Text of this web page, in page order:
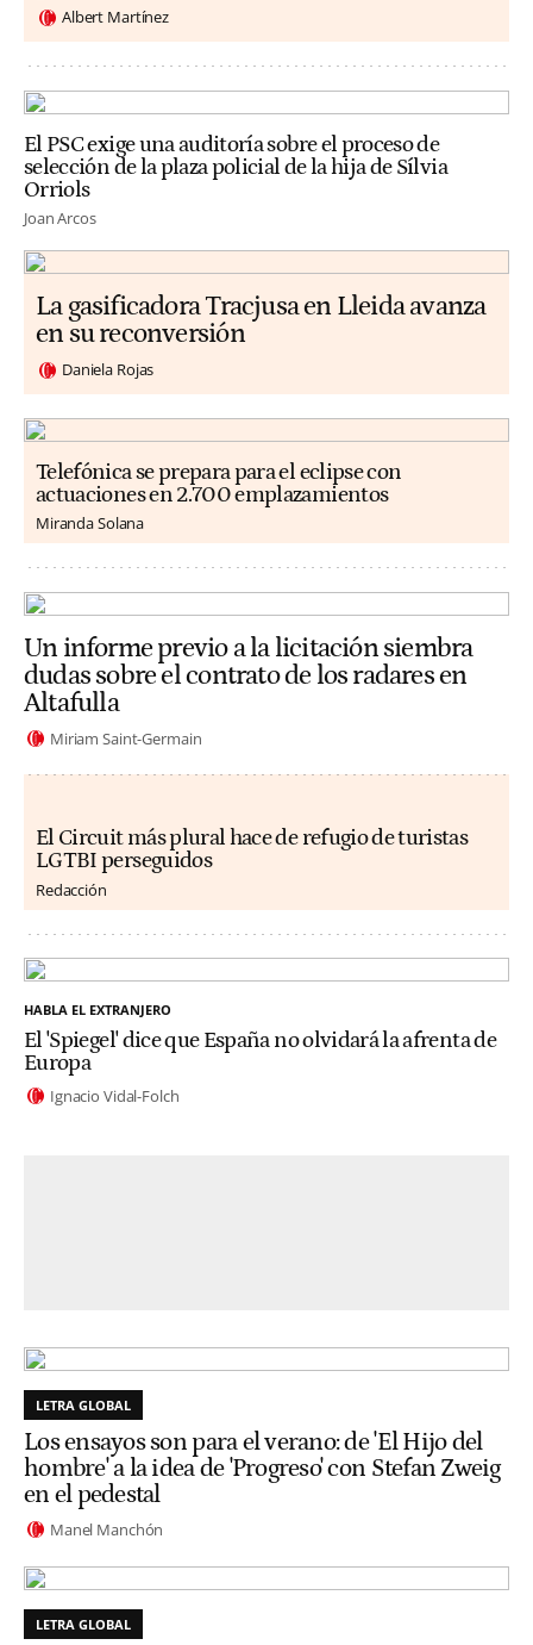
Albert Martínez
El PSC exige una auditoría sobre el proceso de
selección de la plaza policial de la hija de Sílvia
Orriols
Joan Arcos
La gasificadora Tracjusa en Lleida avanza
en su reconversión
Daniela Rojas
Telefónica se prepara para el eclipse con
actuaciones en 2.700 emplazamientos
Miranda Solana
Un informe previo a la licitación siembra
dudas sobre el contrato de los radares en
Altafulla
Miriam Saint-Germain
El Circuit más plural hace de refugio de turistas
LGTBI perseguidos
Redacción
HABLA EL EXTRANJERO
El 'Spiegel' dice que España no olvidará la afrenta de
Europa
Ignacio Vidal-Folch
LETRA GLOBAL
Los ensayos son para el verano: de 'El Hijo del
hombre' a la idea de 'Progreso' con Stefan Zweig
en el pedestal
Manel Manchón
LETRA GLOBAL